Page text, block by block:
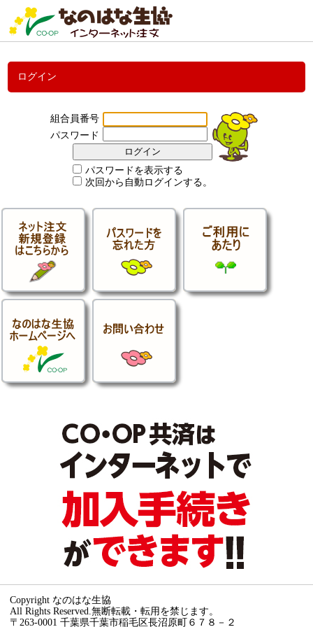
ログイン
組合員番号
パスワード
パスワードを表示する
次回から自動ログインする。
Copyright なのはな生協
All Rights Reserved.無断転載・転用を禁じます。
〒263-0001 千葉県千葉市稲毛区長沼原町６７８－２